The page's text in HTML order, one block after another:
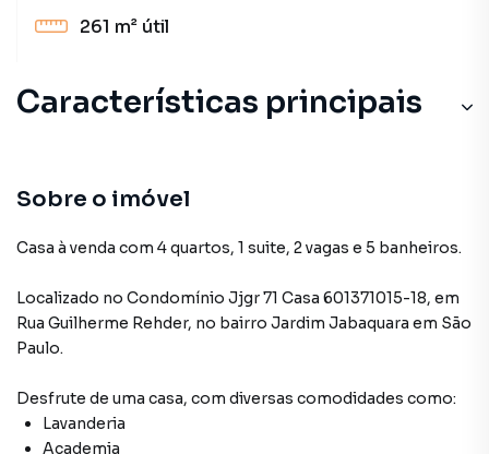
261 m² útil
Características principais
Sobre o imóvel
Casa à venda com 4 quartos, 1 suite, 2 vagas e 5 banheiros.
Localizado no Condomínio Jjgr 71 Casa 601371015-18, em
Rua Guilherme Rehder, no bairro Jardim Jabaquara em São
Paulo.
Desfrute de uma casa, com diversas comodidades como:
Lavanderia
Academia